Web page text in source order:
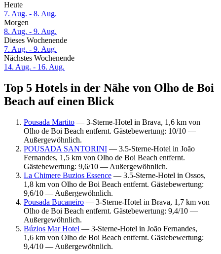
Heute
7. Aug. - 8. Aug.
Morgen
8. Aug. - 9. Aug.
Dieses Wochenende
7. Aug. - 9. Aug.
Nächstes Wochenende
14. Aug. - 16. Aug.
Top 5 Hotels in der Nähe von Olho de Boi
Beach auf einen Blick
Pousada Martito — 3-Sterne-Hotel in Brava, 1,6 km von
Olho de Boi Beach entfernt. Gästebewertung: 10/10 —
Außergewöhnlich.
POUSADA SANTORINI — 3.5-Sterne-Hotel in João
Fernandes, 1,5 km von Olho de Boi Beach entfernt.
Gästebewertung: 9,6/10 — Außergewöhnlich.
La Chimere Buzios Essence — 3.5-Sterne-Hotel in Ossos,
1,8 km von Olho de Boi Beach entfernt. Gästebewertung:
9,6/10 — Außergewöhnlich.
Pousada Bucaneiro — 3-Sterne-Hotel in Brava, 1,7 km von
Olho de Boi Beach entfernt. Gästebewertung: 9,4/10 —
Außergewöhnlich.
Búzios Mar Hotel — 3-Sterne-Hotel in João Fernandes,
1,6 km von Olho de Boi Beach entfernt. Gästebewertung:
9,4/10 — Außergewöhnlich.